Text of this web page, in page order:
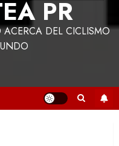
PR
DEL CICLISMO